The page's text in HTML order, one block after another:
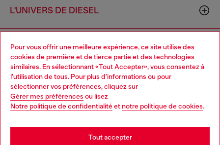
Pour vous offrir une meilleure expérience, ce site utilise des
cookies de première et de tierce partie et des technologies
similaires. En sélectionnant «Tout Accepter», vous consentez à
l'utilisation de tous. Pour plus d'informations ou pour
sélectionner vos préférences, cliquez sur
Gérer mes préférences ou lisez
Notre politique de confidentialitéet notre politique de cookies.
Tout accepter
L'UNIVERS DE DIESEL
ENTREPRISE
Country: CA Language: FR
Choose your location
You are currently browsing Canada website, but it seems you
may be based in United States